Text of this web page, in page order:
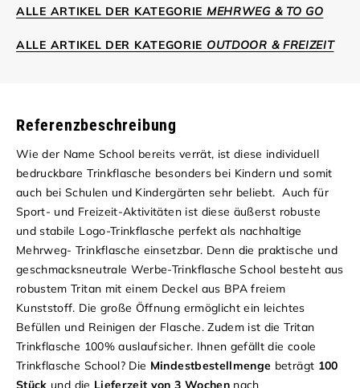
ALLE ARTIKEL DER KATEGORIE MEHRWEG & TO GO
ALLE ARTIKEL DER KATEGORIE OUTDOOR & FREIZEIT
Referenzbeschreibung
Wie der Name School bereits verrät, ist diese individuell
bedruckbare Trinkflasche besonders bei Kindern und somit
auch bei Schulen und Kindergärten sehr beliebt. Auch für
Sport- und Freizeit-Aktivitäten ist diese äußerst robuste
und stabile Logo-Trinkflasche perfekt als nachhaltige
Mehrweg- Trinkflasche einsetzbar. Denn die praktische und
geschmacksneutrale Werbe-Trinkflasche School besteht aus
robustem Tritan mit einem Deckel aus BPA freiem
Kunststoff. Die große Öffnung ermöglicht ein leichtes
Befüllen und Reinigen der Flasche. Zudem ist die Tritan
Trinkflasche 100% auslaufsicher. Ihnen gefällt die coole
Trinkflasche School? Die Mindestbestellmenge beträgt 100
Stück und die Lieferzeit von 3 Wochennach